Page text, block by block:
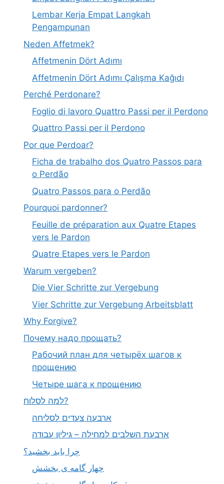
Lembar Kerja Empat Langkah
Pengampunan
Neden Affetmek?
Affetmenin Dört Adımı
Affetmenin Dört Adımı Çalışma Kağıdı
Perché Perdonare?
Foglio di lavoro Quattro Passi per il Perdono
Quattro Passi per il Perdono
Por que Perdoar?
Ficha de trabalho dos Quatro Passos para
o Perdão
Quatro Passos para o Perdão
Pourquoi pardonner?
Feuille de préparation aux Quatre Etapes
vers le Pardon
Quatre Etapes vers le Pardon
Warum vergeben?
Die Vier Schritte zur Vergebung
Vier Schritte zur Vergebung Arbeitsblatt
Why Forgive?
Почему надо прощать?
Рабочий план для четырёх шагов к
прощению
Четыре шага к прощению
למה לסלוח?
ארבעה צעדים לסליחה
ארבעת השלבים למחילה – גיליון עבודה
چرا باید بخشید؟
چهار گامه ی بخشش